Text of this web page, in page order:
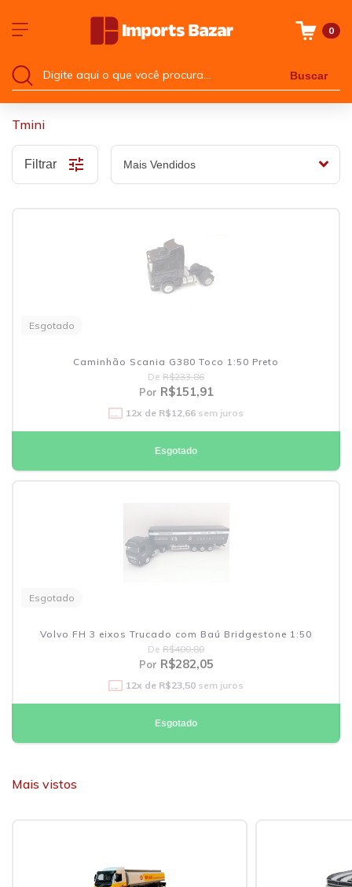
0
Buscar
Tmini
Filtrar
Esgotado
Caminhão Scania G380 Toco 1:50 Preto
De R$233,86
Por R$151,91
12x de R$12,66 sem juros
Esgotado
Esgotado
Volvo FH 3 eixos Trucado com Baú Bridgestone 1:50
De R$400,80
Por R$282,05
12x de R$23,50 sem juros
Esgotado
Mais vistos